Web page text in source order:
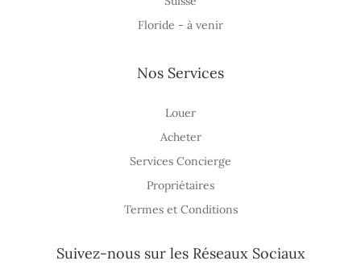
Floride - à venir
Nos Services
Louer
Acheter
Services Concierge
Propriétaires
Termes et Conditions
Suivez-nous sur les Réseaux Sociaux